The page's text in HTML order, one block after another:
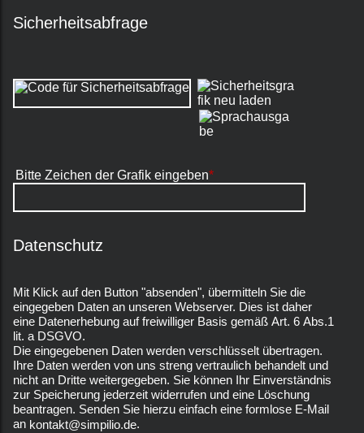
Sicherheitsabfrage
Bitte Zeichen der Grafik eingeben*
Datenschutz
Mit Klick auf den Button "absenden", übermitteln Sie die
eingegeben Daten an unseren Webserver. Dies ist daher
eine Datenerhebung auf freiwilliger Basis gemäß Art. 6 Abs.1
lit. a DSGVO.
Die eingegebenen Daten werden verschlüsselt übertragen.
Ihre Daten werden von uns streng vertraulich behandelt und
nicht an Dritte weitergegeben. Sie können Ihr Einverständnis
zur Speicherung jederzeit widerrufen und eine Löschung
beantragen. Senden Sie hierzu einfach eine formlose E-Mail
an kontakt@simpilio.de.